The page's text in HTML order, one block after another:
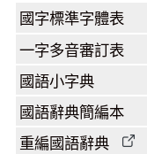
國字標準字體表
一字多音審訂表
國語小字典
國語辭典簡編本
重編國語辭典